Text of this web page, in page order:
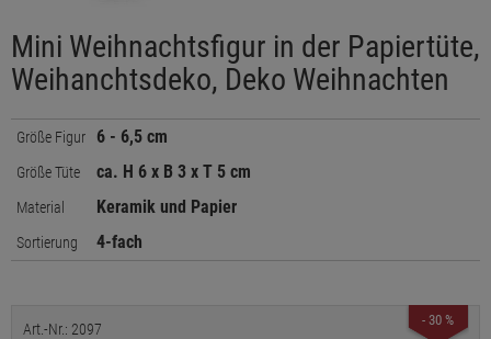
Mini Weihnachtsfigur in der Papiertüte,
Weihanchtsdeko, Deko Weihnachten
Größe Figur 6 - 6,5 cm
Größe Tüte ca. H 6 x B 3 x T 5 cm
Material Keramik und Papier
Sortierung 4-fach
- 30 %
Art.-Nr.: 2097